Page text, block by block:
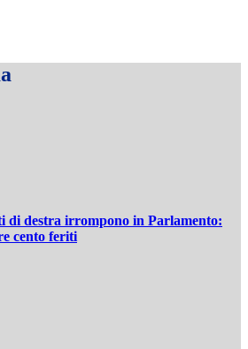
di destra irrompono in Parlamento:
cento feriti